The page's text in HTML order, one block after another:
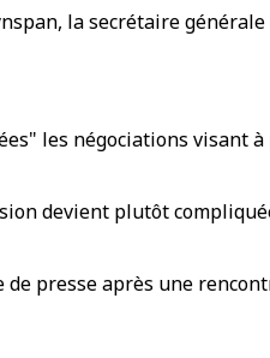
la secrétaire
les négociations visant
devient plutôt
presse après une